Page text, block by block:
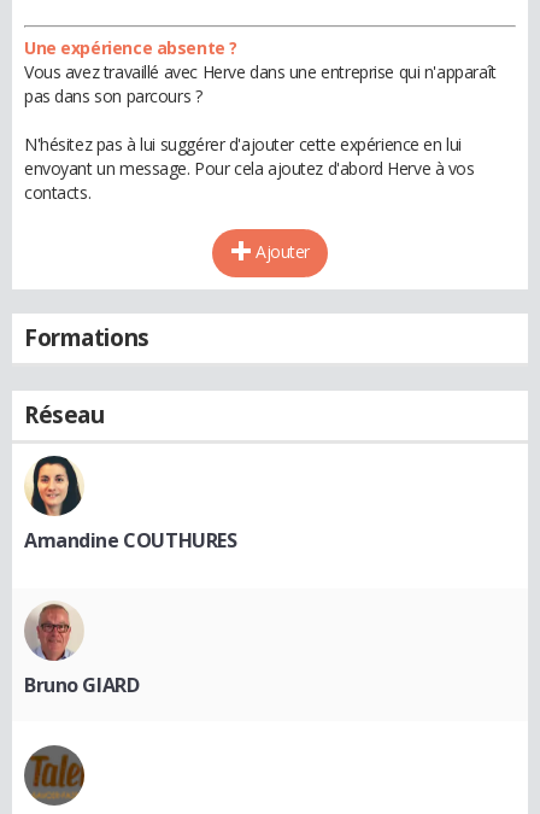
Une expérience absente ?
Vous avez travaillé avec Herve dans une entreprise qui n'apparaît
pas dans son parcours ?
N'hésitez pas à lui suggérer d'ajouter cette expérience en lui
envoyant un message. Pour cela ajoutez d'abord Herve à vos
contacts.
Ajouter
Formations
Réseau
Amandine COUTHURES
Bruno GIARD